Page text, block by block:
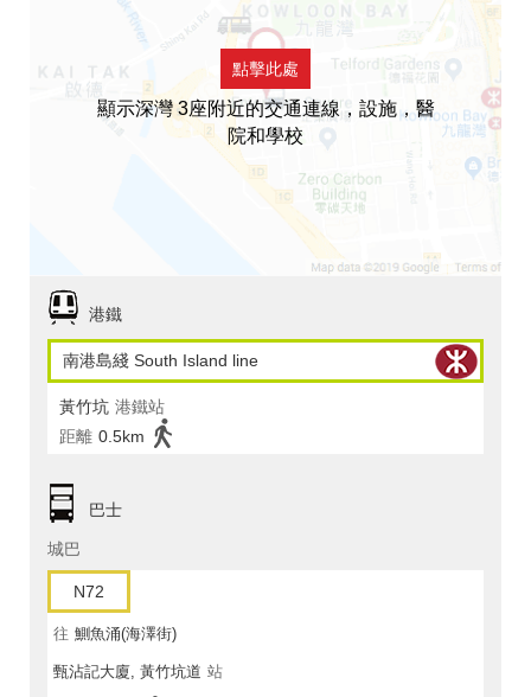
點擊此處
顯示深灣 3座附近的交通連線，設施，醫
院和學校
港鐵
南港島綫 South Island line
黃竹坑 港鐵站
距離 0.5km
巴士
城巴
N72
往 鰂魚涌(海澤街)
甄沾記大廈, 黃竹坑道 站